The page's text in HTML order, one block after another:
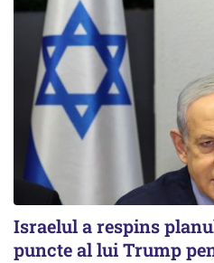
Israelul a respins
puncte al lui Trump